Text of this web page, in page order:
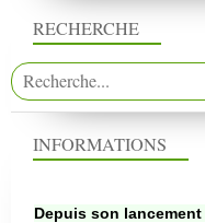
RECHERCHE
INFORMATIONS
Depuis son